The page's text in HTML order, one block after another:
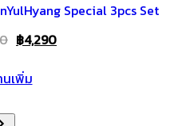
Special 3pcs Set
Original
was:
฿4,290Current
นเพิ่ม